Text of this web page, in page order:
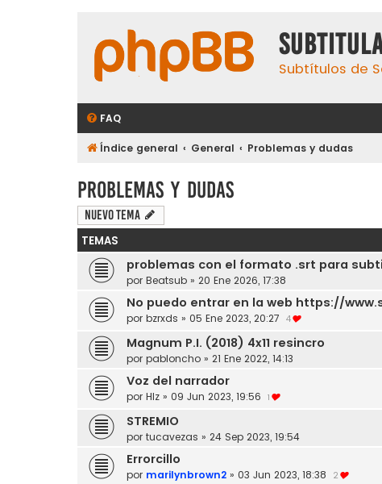
Subtítulos de
FAQ
Índice general General Problemas y dudas
Problemas y dudas
Nuevo Tema
TEMAS
problemas con el formato .srt para
por Beatsub » 20 Ene 2026, 17:38
No puedo entrar en la web https://
por bzrxds » 05 Ene 2023, 20:27 4
Magnum P.I. (2018) 4x11 resincro
por pabloncho » 21 Ene 2022, 14:13
Voz del narrador
por Hlz » 09 Jun 2023, 19:56 1
STREMIO
por tucavezas » 24 Sep 2023, 19:54
Errorcillo
por marilynbrown2 » 03 Jun 2023, 18:38 2